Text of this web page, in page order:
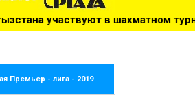
турнире СНГ - 09:45
Премьер - лига - 2019